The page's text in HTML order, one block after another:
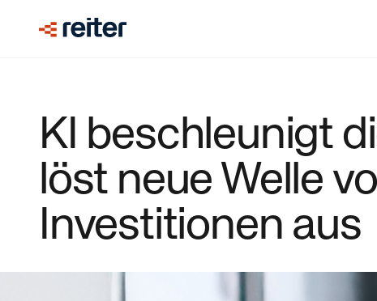
KI beschleunigt
löst neue Welle
Investitionen aus